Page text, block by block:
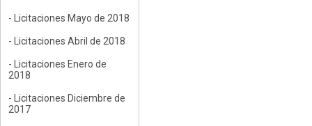
- Licitaciones Mayo de 2018
- Licitaciones Abril de 2018
- Licitaciones Enero de
2018
- Licitaciones Diciembre de
2017